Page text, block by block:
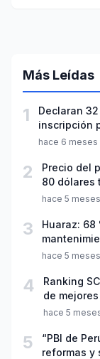
Más Leídas
1
Declaran
inscripción
hace 6 meses
2
Precio del
80 dólares
hace 5 meses
3
Huaraz:
año escolar
hace 5 meses
4
Ranking
de
hace 5
5
“PBI de
reformas y